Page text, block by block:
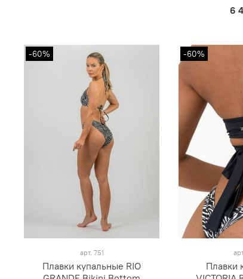
6
-60%
арт. 751
Плавки купальные RIO
-60%
Плавки